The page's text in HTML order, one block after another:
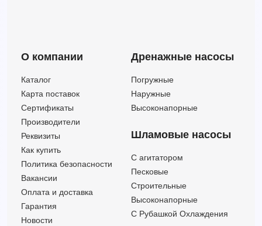
О компании
Каталог
Карта поставок
Сертификаты
Производители
Реквизиты
Как купить
Политика безопасности
Вакансии
Оплата и доставка
Гарантия
Новости
Дренажные насосы
Погружные
Наружные
Высоконапорные
Шламовые насосы
C агитатором
Песковые
Строительные
Высоконапорные
С Рубашкой Охлаждения